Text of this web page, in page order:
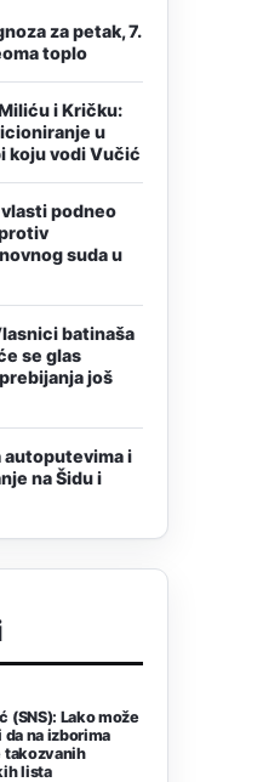
za petak, 7.
toplo
i Kričku:
u
koju vodi Vučić
podneo
suda u
batinaša
se glas
još
autoputevima i
na Šidu i
(SNS): Lako može
da na izborima
takozvanih
lista